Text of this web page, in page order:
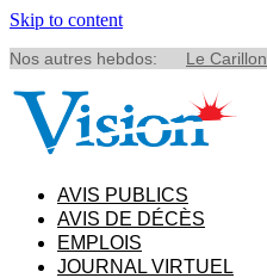
Skip to content
Nos autres hebdos: Le Carillon
AVIS PUBLICS
AVIS DE DÉCÈS
EMPLOIS
JOURNAL VIRTUEL